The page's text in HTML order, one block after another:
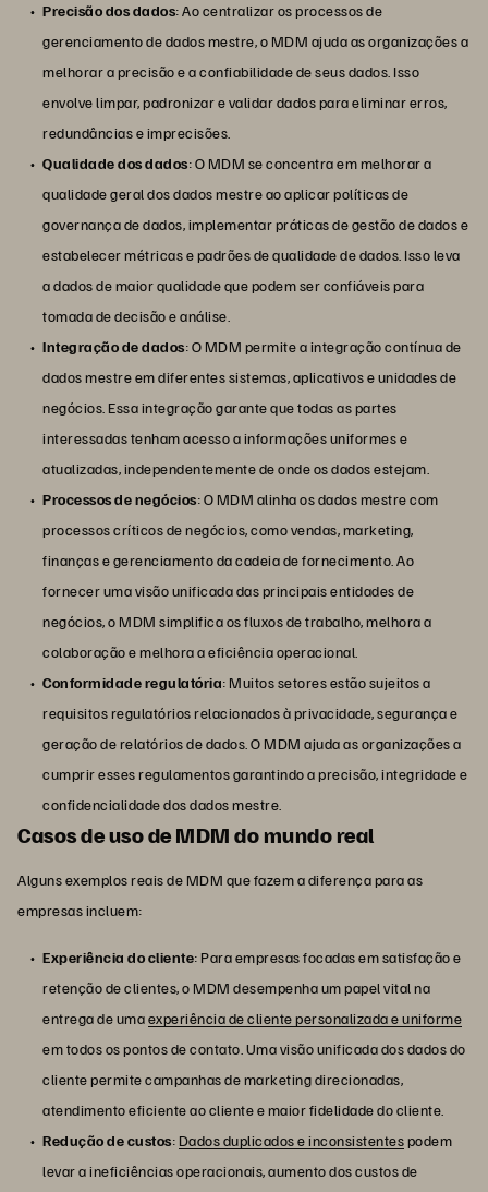
Precisão dos dados: Ao centralizar os processos de
gerenciamento de dados mestre, o MDM ajuda as organizações a
melhorar a precisão e a confiabilidade de seus dados. Isso
envolve limpar, padronizar e validar dados para eliminar erros,
redundâncias e imprecisões.
Qualidade dos dados: O MDM se concentra em melhorar a
qualidade geral dos dados mestre ao aplicar políticas de
governança de dados, implementar práticas de gestão de dados e
estabelecer métricas e padrões de qualidade de dados. Isso leva
a dados de maior qualidade que podem ser confiáveis para
tomada de decisão e análise.
Integração de dados: O MDM permite a integração contínua de
dados mestre em diferentes sistemas, aplicativos e unidades de
negócios. Essa integração garante que todas as partes
interessadas tenham acesso a informações uniformes e
atualizadas, independentemente de onde os dados estejam.
Processos de negócios: O MDM alinha os dados mestre com
processos críticos de negócios, como vendas, marketing,
finanças e gerenciamento da cadeia de fornecimento. Ao
fornecer uma visão unificada das principais entidades de
negócios, o MDM simplifica os fluxos de trabalho, melhora a
colaboração e melhora a eficiência operacional.
Conformidade regulatória: Muitos setores estão sujeitos a
requisitos regulatórios relacionados à privacidade, segurança e
geração de relatórios de dados. O MDM ajuda as organizações a
cumprir esses regulamentos garantindo a precisão, integridade e
confidencialidade dos dados mestre.
Casos de uso de MDM do mundo real
Alguns exemplos reais de MDM que fazem a diferença para as
empresas incluem:
Experiência do cliente: Para empresas focadas em satisfação e
retenção de clientes, o MDM desempenha um papel vital na
entrega de umaexperiência de cliente personalizada e uniforme
em todos os pontos de contato. Uma visão unificada dos dados do
cliente permite campanhas de marketing direcionadas,
atendimento eficiente ao cliente e maior fidelidade do cliente.
Redução de custos:Dados duplicados e inconsistentespodem
levar a ineficiências operacionais, aumento dos custos de